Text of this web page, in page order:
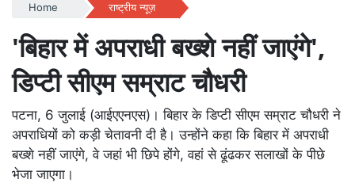
Home राष्ट्रीय न्यूज़
'बिहार में अपराधी बख्शे नहीं जाएंगे',
डिप्टी सीएम सम्राट चौधरी
पटना, 6 जुलाई (आईएएनएस)। बिहार के डिप्टी सीएम सम्राट चौधरी ने
अपराधियों को कड़ी चेतावनी दी है। उन्होंने कहा कि बिहार में अपराधी
बख्शे नहीं जाएंगे, वे जहां भी छिपे होंगे, वहां से ढूंढकर सलाखों के पीछे
भेजा जाएगा।